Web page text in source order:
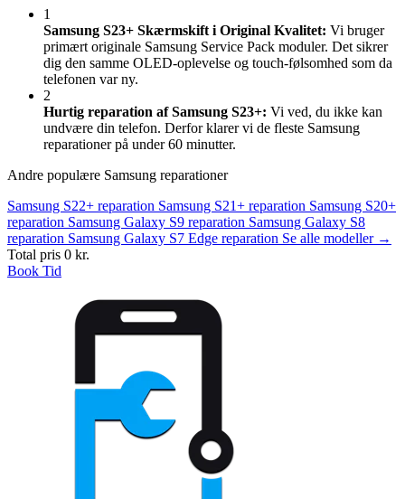
1
Samsung S23+ Skærmskift i Original Kvalitet: Vi bruger
primært originale Samsung Service Pack moduler. Det sikrer
dig den samme OLED-oplevelse og touch-følsomhed som da
telefonen var ny.
2
Hurtig reparation af Samsung S23+: Vi ved, du ikke kan
undvære din telefon. Derfor klarer vi de fleste Samsung
reparationer på under 60 minutter.
Andre populære Samsung reparationer
Samsung S22+ reparation Samsung S21+ reparation Samsung S20+
reparation Samsung Galaxy S9 reparation Samsung Galaxy S8
reparation Samsung Galaxy S7 Edge reparation Se alle modeller →
Total pris 0 kr.
Book Tid